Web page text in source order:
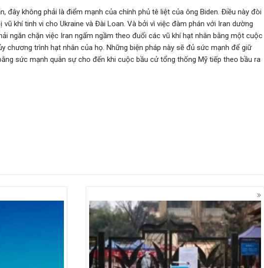
đây không phải là điểm mạnh của chính phủ tê liệt của ông Biden. Điều này đòi
khí tinh vi cho Ukraine và Đài Loan. Và bởi vì việc đàm phán với Iran dường
ngăn chặn việc Iran ngấm ngầm theo đuổi các vũ khí hạt nhân bằng một cuộc
chương trình hạt nhân của họ. Những biện pháp này sẽ đủ sức mạnh để giữ
sức mạnh quân sự cho đến khi cuộc bầu cử tổng thống Mỹ tiếp theo bầu ra